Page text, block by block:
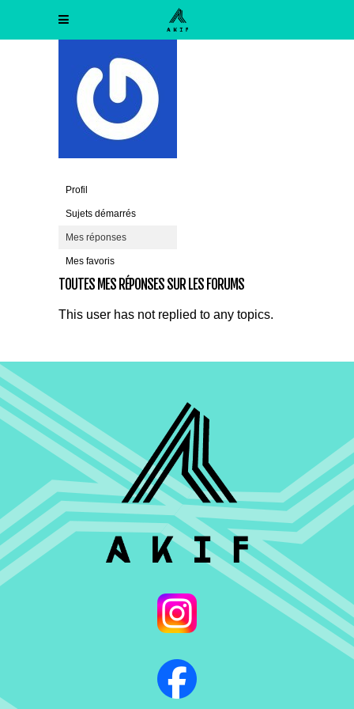
Profil
Sujets démarrés
Mes réponses
Mes favoris
TOUTES MES RÉPONSES SUR LES FORUMS
This user has not replied to any topics.